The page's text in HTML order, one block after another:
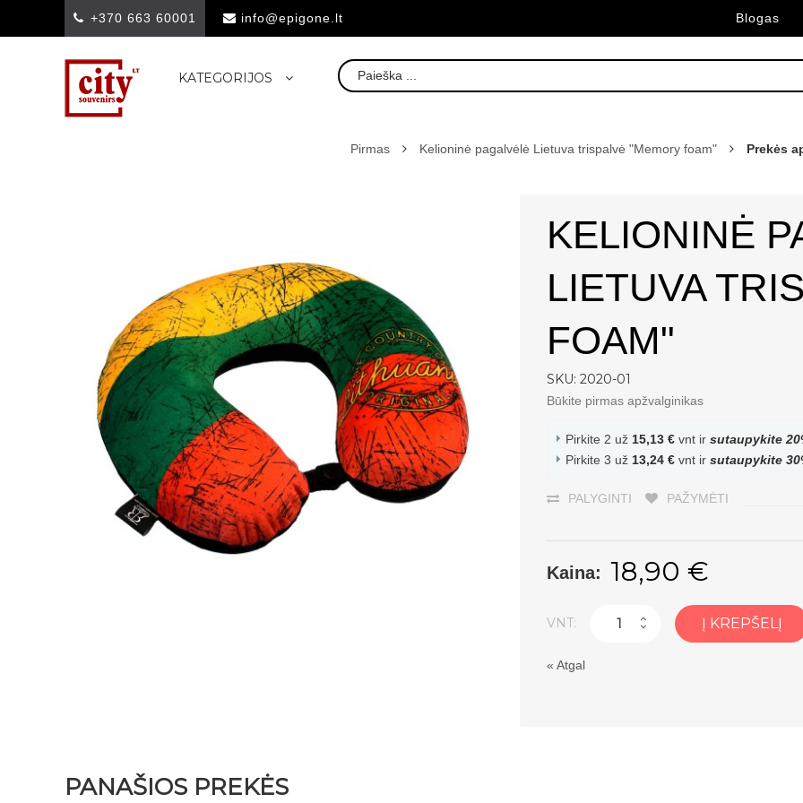
+370 663 60001 info@epigone.lt Blogas
KATEGORIJOS
Pirmas Kelioninė pagalvėlė Lietuva trispalvė "Memory foam" Prekės
KELIONINĖ
LIETUVA
FOAM"
SKU: 2020-01
Būkite pirmas apžvalginikas
Pirkite 2 už 15,13 € vnt irsutaupykite20
Pirkite 3 už 13,24 € vnt irsutaupykite30
PALYGINTI PAŽYMĖTI
Kaina: 18,90 €
VNT: Į KREPŠELĮ
«Atgal
PANAŠIOS PREKĖS